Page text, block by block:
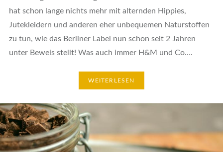
hat schon lange nichts mehr mit alternden Hippies,
Jutekleidern und anderen eher unbequemen Naturstoffen
zu tun, wie das Berliner Label nun schon seit 2 Jahren
unter Beweis stellt! Was auch immer H&M und Co….
WEITERLESEN